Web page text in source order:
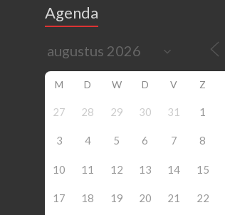
Agenda
M D W D V Z
27 28 29 30 31 1
3 4 5 6 7 8
10 11 12 13 14 15
17 18 19 20 21 22